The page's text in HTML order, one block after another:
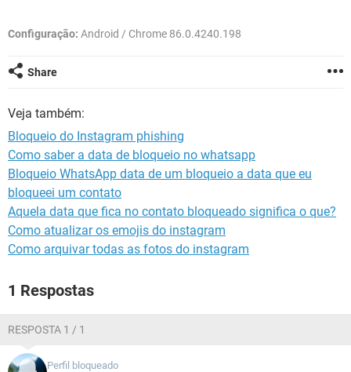
INSTAGRAM GMAIL
GUIA DE COMPRAS
Configuração: Android / Chrome 86.0.4240.198
Share
Veja também:
Bloqueio do Instagram phishing
Como saber a data de bloqueio no whatsapp
Bloqueio WhatsApp data de um bloqueio a data que eu
bloqueei um contato
Aquela data que fica no contato bloqueado significa o que?
Como atualizar os emojis do instagram
Como arquivar todas as fotos do instagram
1 Respostas
RESPOSTA 1 / 1
Perfil bloqueado